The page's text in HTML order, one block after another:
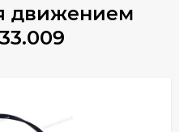
движением